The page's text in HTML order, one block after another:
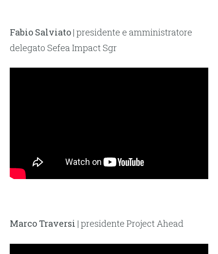
Fabio Salviato| presidente e amministratore
delegato Sefea Impact Sgr
Marco Traversi | presidente Project Ahead